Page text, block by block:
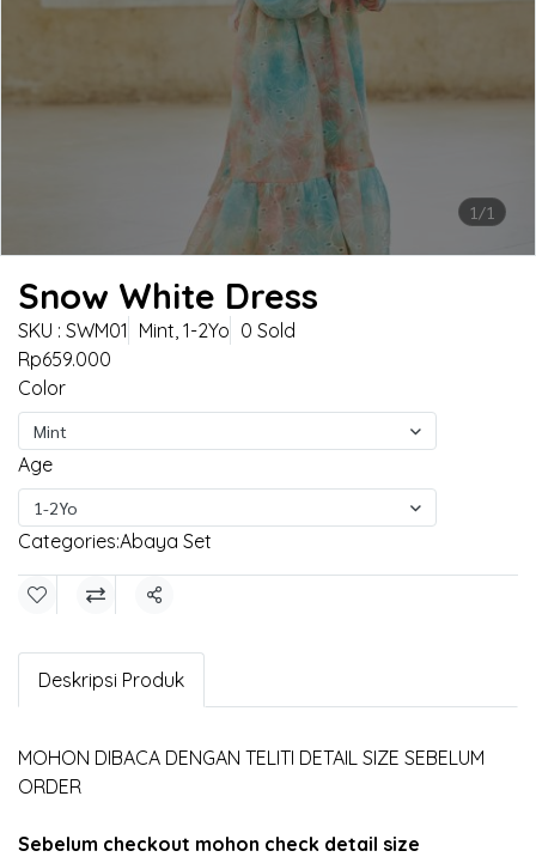
1/1
Snow White Dress
SKU : SWM01 Mint, 1-2Yo 0 Sold
Rp659.000
Color
Mint
Age
1-2Yo
Categories:Abaya Set
Share
Deskripsi Produk
MOHON DIBACA DENGAN TELITI DETAIL SIZE SEBELUM
ORDER
Sebelum checkout mohon check detail size